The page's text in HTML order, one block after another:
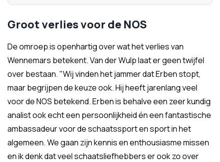
Groot verlies voor de NOS
De omroep is openhartig over wat het verlies van
Wennemars betekent. Van der Wulp laat er geen twijfel
over bestaan. "Wij vinden het jammer dat Erben stopt,
maar begrijpen de keuze ook. Hij heeft jarenlang veel
voor de NOS betekend. Erben is behalve een zeer kundig
analist ook echt een persoonlijkheid én een fantastische
ambassadeur voor de schaatssport en sport in het
algemeen. We gaan zijn kennis en enthousiasme missen
en ik denk dat veel schaatsliefhebbers er ook zo over